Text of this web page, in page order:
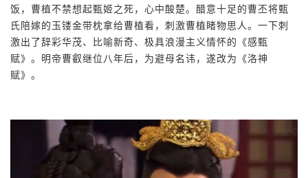
饭，曹植不禁想起甄姬之死，心中酸楚。醋意十足的曹丕将甄
氏陪嫁的玉镂金带枕拿给曹植看，刺激曹植睹物思人。一下刺
激出了辞彩华茂、比喻新奇、极具浪漫主义情怀的《感甄
赋》。明帝曹叡继位八年后，为避母名讳，遂改为《洛神
赋》。